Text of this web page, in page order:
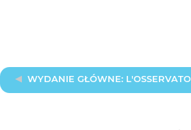
WYDANIE GŁÓWNE: